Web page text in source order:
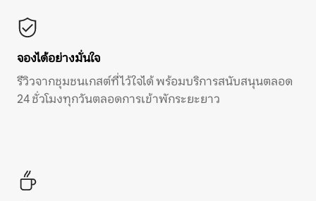
จองได้อย่างมั่นใจ
รีวิวจากชุมชนเกสต์ที่ไว้ใจได้ พร้อมบริการสนับสนุนตลอด
24 ชั่วโมงทุกวันตลอดการเข้าพักระยะยาว